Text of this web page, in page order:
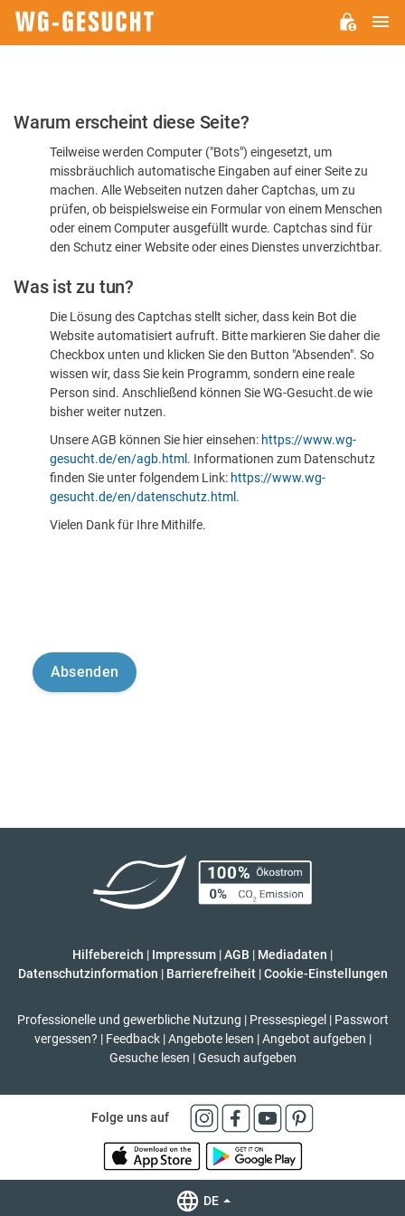
Bitte
dass
sind
Warum erscheint diese Seite?
Teilweise werden Computer ("Bots") eingesetzt, um
missbräuchlich automatische Eingaben auf einer Seite zu
machen. Alle Webseiten nutzen daher Captchas, um zu
prüfen, ob beispielsweise ein Formular von einem Menschen
oder einem Computer ausgefüllt wurde. Captchas sind für
den Schutz einer Website oder eines Dienstes unverzichtbar.
Was ist zu tun?
Die Lösung des Captchas stellt sicher, dass kein Bot die
Website automatisiert aufruft. Bitte markieren Sie daher die
Checkbox unten und klicken Sie den Button "Absenden". So
wissen wir, dass Sie kein Programm, sondern eine reale
Person sind. Anschließend können Sie WG-Gesucht.de wie
bisher weiter nutzen.
Unsere AGB können Sie hier einsehen: https://www.wg-
gesucht.de/en/agb.html . Informationen zum Datenschutz
finden Sie unter folgendem Link: https://www.wg-
gesucht.de/en/datenschutz.html .
Vielen Dank für Ihre Mithilfe.
Hilfebereich | Impressum |AGB | Mediadaten |
Datenschutzinformation | Barrierefreiheit | Cookie-Einstellungen
Professionelle und gewerbliche Nutzung | Pressespiegel | Passwort
vergessen? | Feedback | Angebote lesen | Angebot aufgeben |
Gesuche lesen | Gesuch aufgeben
Folge uns auf
DE